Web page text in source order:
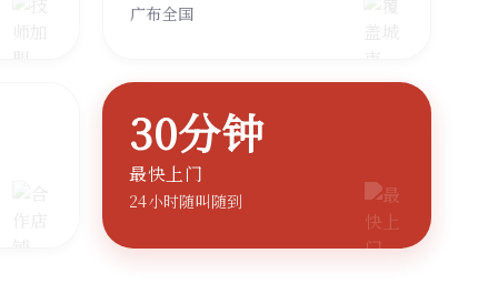
广布全国
30分钟
最快上门
24小时随叫随到